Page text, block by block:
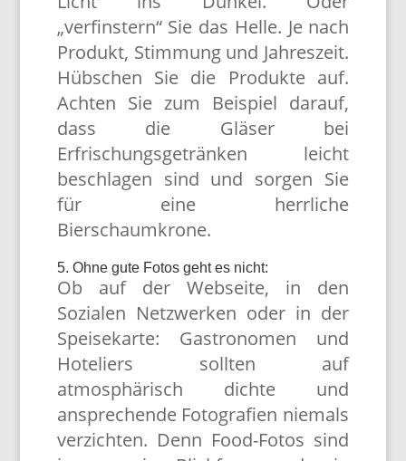
„verfinstern“ Sie das Helle. Je nach
Produkt, Stimmung und Jahreszeit.
Hübschen Sie die Produkte auf.
Achten Sie zum Beispiel darauf,
dass die Gläser bei
Erfrischungsgetränken leicht
beschlagen sind und sorgen Sie
für eine herrliche
Bierschaumkrone.
5. Ohne gute Fotos geht es nicht:
Ob auf der Webseite, in den
Sozialen Netzwerken oder in der
Speisekarte: Gastronomen und
Hoteliers sollten auf
atmosphärisch dichte und
ansprechende Fotografien niemals
verzichten. Denn Food-Fotos sind